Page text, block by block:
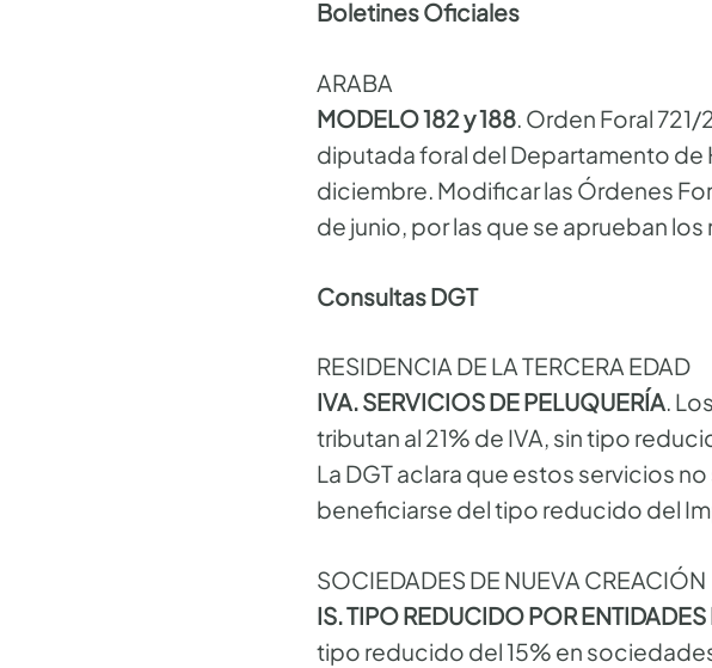
Boletines Oficiales
ARABA
MODELO 182 y 188. Orden Foral
diputada foral del Departamento de
diciembre. Modificar las Órdenes
de junio, por las que se aprueban
Consultas DGT
RESIDENCIA DE LA TERCERA EDAD
IVA. SERVICIOS DE PELUQUERÍA.
tributan al 21% de IVA, sin tipo
La DGT aclara que estos servicios
beneficiarse del tipo reducido del
SOCIEDADES DE NUEVA CREACIÓN
IS. TIPO REDUCIDO POR
tipo reducido del 15% en